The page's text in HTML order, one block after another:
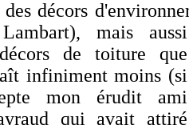
des décors
mais aussi
de toiture que
infiniment moins (si
mon érudit ami
qui avait attiré